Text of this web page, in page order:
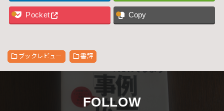
Pocket Copy
ブックレビュー 書評
FOLLOW